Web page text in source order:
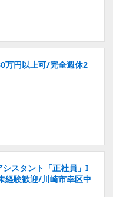
万円以上可/完全週休2
シスタント「正社員」I
経験歓迎/川崎市幸区中